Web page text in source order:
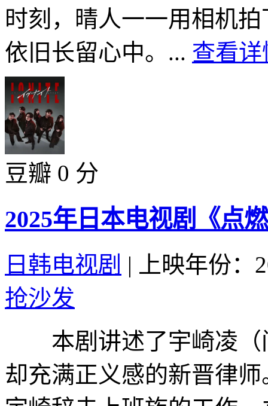
时刻，晴人一一用相机
依旧长留心中。... 查看详
豆瓣 0 分
2025年日本电视剧《点
日韩电视剧 |
上映年份：
抢沙发
本剧讲述了宇崎凌（
却充满正义感的新晋律